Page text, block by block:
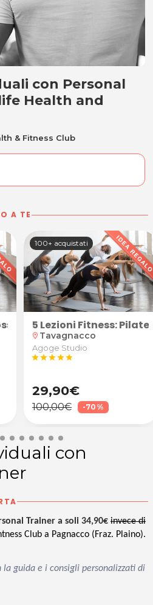
con Personal
con Personal
Health and
& Fitness Club
A TE
Tavagnacco
Training o GAG
100+ acquistati
5 Lezioni Fitness:
location_on Tavagnacco
Agoge Studio
starstarstarstarstar
29,90€
100,00€ -70%
con
Trainer a soli 34,90€ invece di
Club a Pagnacco (Fraz. Plaino).
guida e i consigli personalizzati di